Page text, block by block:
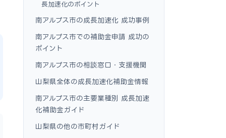
長加速化のポイント
南アルプス市の成長加速化 成功事例
南アルプス市での補助金申請 成功の
ポイント
南アルプス市の相談窓口・支援機関
山梨県全体の成長加速化補助金情報
南アルプス市の主要業種別 成長加速
化補助金ガイド
山梨県の他の市町村ガイド